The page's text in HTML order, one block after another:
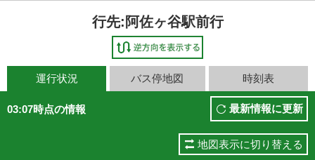
行先:阿佐ヶ谷駅前行
運行状況 バス停地図 時刻表
03:07時点の情報 最新情報に更新
地図表示に切り替える